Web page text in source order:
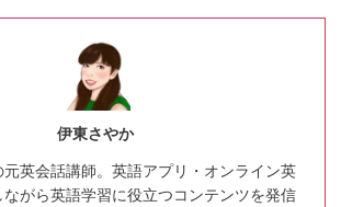
伊東さやか
英会話講師。英語アプリ・オンライン英
がら英語学習に役立つコンテンツを発信